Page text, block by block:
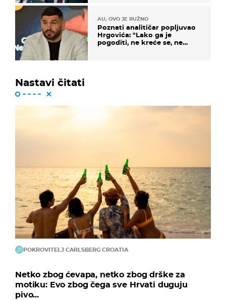
AU, OVO JE RUŽNO
Poznati analitičar popljuvao
Hrgovića: "Lako ga je
pogoditi, ne kreće se, ne
Nastavi čitati
POKROVITELJ CARLSBERG CROATIA
Netko zbog ćevapa, netko zbog drške za
motiku: Evo zbog čega sve Hrvati duguju
pivo...